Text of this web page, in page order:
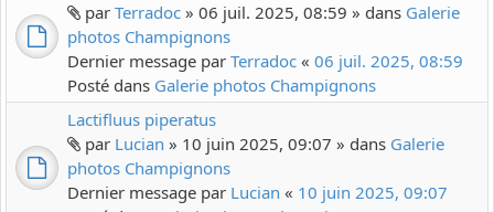
par Terradoc » 06 juil. 2025, 08:59 » dans Galerie
photos Champignons
Dernier message par Terradoc « 06 juil. 2025, 08:59
Posté dans Galerie photos Champignons
Lactifluus piperatus
par Lucian » 10 juin 2025, 09:07 » dans Galerie
photos Champignons
Dernier message par Lucian « 10 juin 2025, 09:07